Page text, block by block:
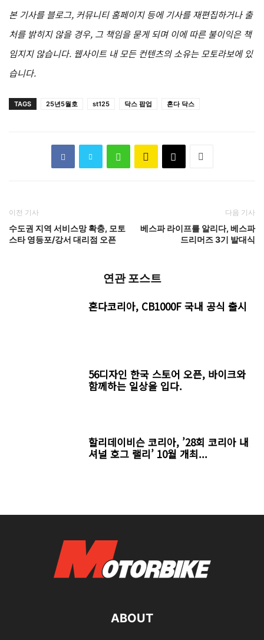
본 기사를 블로그, 커뮤니티 홈페이지 등에 기사를 재편집하거나 출
처를 밝히지 않을 경우, 그 책임을 묻게 되며 이에 따른 불이익은 책
임지지 않습니다. 웹사이트 내 모든 컨텐츠의 소유는 모토라보에 있
습니다.
TAGS 25년5월호 st125 닥스 팝업 혼다 닥스
이전 기사
수도권 지역 서비스망 확충, 모토
스타 영등포/강서 대리점 오픈
다음 기사
베스파 라이프를 알리다, 베스파
드리머즈 3기 발대식
연관 포스트
혼다코리아, CB1000F 국내 공식 출시
56디자인 한국 스토어 오픈, 바이크와
함께하는 일상을 입다.
할리데이비슨 코리아, ’28회 코리아 내
셔널 호그 랠리’ 10월 개최...
ABOUT